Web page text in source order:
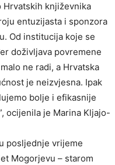
književnika
entuzijasta i sponzora
Od institucija koje se
doživljava povremene
ne radi, a Hrvatska
je neizvjesna. Ipak
bolje i efikasnije
ocijenila je Marina Kljajo-
posljednje vrijeme
Mogorjevu – starom